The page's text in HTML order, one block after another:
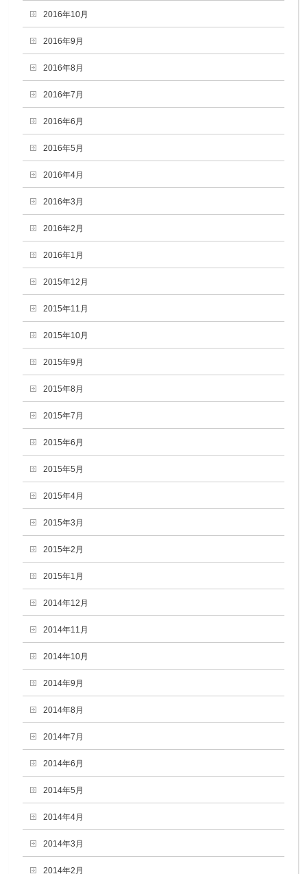
2016年10月
2016年9月
2016年8月
2016年7月
2016年6月
2016年5月
2016年4月
2016年3月
2016年2月
2016年1月
2015年12月
2015年11月
2015年10月
2015年9月
2015年8月
2015年7月
2015年6月
2015年5月
2015年4月
2015年3月
2015年2月
2015年1月
2014年12月
2014年11月
2014年10月
2014年9月
2014年8月
2014年7月
2014年6月
2014年5月
2014年4月
2014年3月
2014年2月